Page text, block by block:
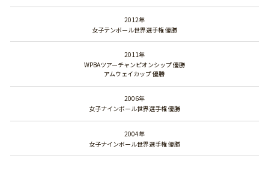
2012年
女子テンボール世界選手権 優勝
2011年
WPBAツアーチャンピオンシップ 優勝
アムウェイカップ 優勝
2006年
女子ナインボール世界選手権 優勝
2004年
女子ナインボール世界選手権 優勝